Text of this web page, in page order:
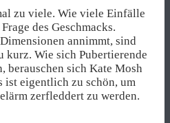
zu viele. Wie viele Einfälle
des Geschmacks.
annimmt, sind
Wie sich Pubertierende
berauschen sich Kate Mosh
ist eigentlich zu schön, um
zerfleddert zu werden.